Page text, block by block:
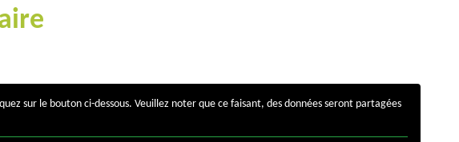
sur le bouton ci-dessous. Veuillez noter que ce faisant, des données seront partagées